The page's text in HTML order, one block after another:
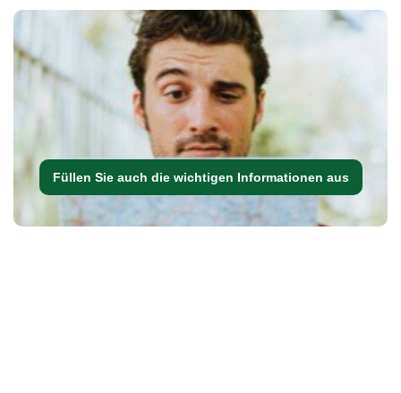
Füllen Sie auch die wichtigen Informationen aus